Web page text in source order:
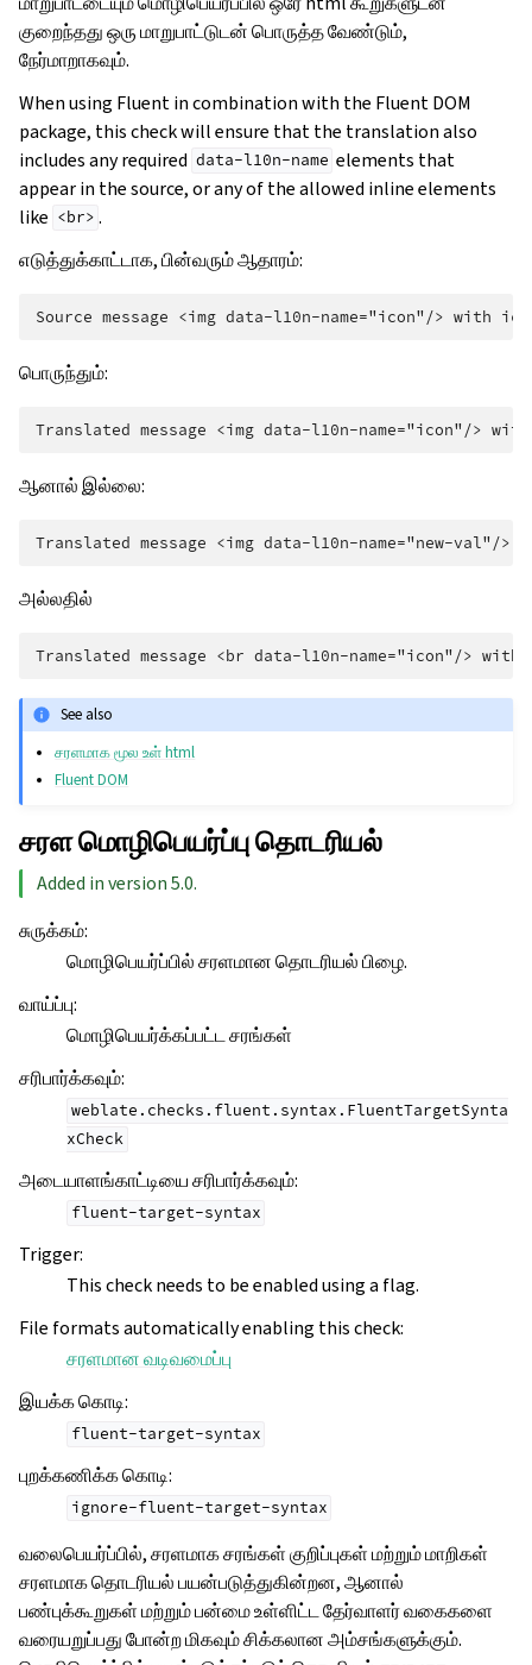
குறைந்தது ஒரு மாறுபாட்டுடன் பொருத்த வேண்டும்,
நேர்மாறாகவும்.
When using Fluent in combination with the Fluent DOM
package, this check will ensure that the translation also
includes any required data-l10n-name elements that
appear in the source, or any of the allowed inline elements
like <br> .
எடுத்துக்காட்டாக, பின்வரும் ஆதாரம்:
பொருந்தும்:
ஆனால் இல்லை:
அல்லதில்
See also
சரளமாக மூல உள் html
Fluent DOM
சரள மொழிபெயர்ப்பு தொடரியல்
Added in version 5.0.
சுருக்கம்:
மொழிபெயர்ப்பில் சரளமான தொடரியல் பிழை.
வாய்ப்பு:
மொழிபெயர்க்கப்பட்ட சரங்கள்
சரிபார்க்கவும்:
weblate.checks.fluent.syntax.FluentTargetSynta
xCheck
அடையாளங்காட்டியை சரிபார்க்கவும்:
fluent-target-syntax
Trigger:
This check needs to be enabled using a flag.
File formats automatically enabling this check:
சரளமான வடிவமைப்பு
இயக்க கொடி:
fluent-target-syntax
புறக்கணிக்க கொடி:
ignore-fluent-target-syntax
வலைபெயர்ப்பில், சரளமாக சரங்கள் குறிப்புகள் மற்றும் மாறிகள்
சரளமாக தொடரியல் பயன்படுத்துகின்றன, ஆனால்
பண்புக்கூறுகள் மற்றும் பன்மை உள்ளிட்ட தேர்வாளர் வகைகளை
வரையறுப்பது போன்ற மிகவும் சிக்கலான அம்சங்களுக்கும்.